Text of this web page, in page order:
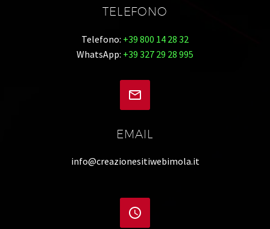
TELEFONO
Telefono: +39 800 14 28 32
WhatsApp: +39 327 29 28 995


EMAIL
info@creazionesitiwebimola.it

